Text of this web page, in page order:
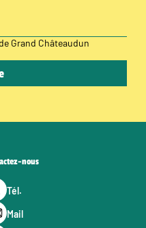
Grand Châteaudun
nous
Tél.
Mail